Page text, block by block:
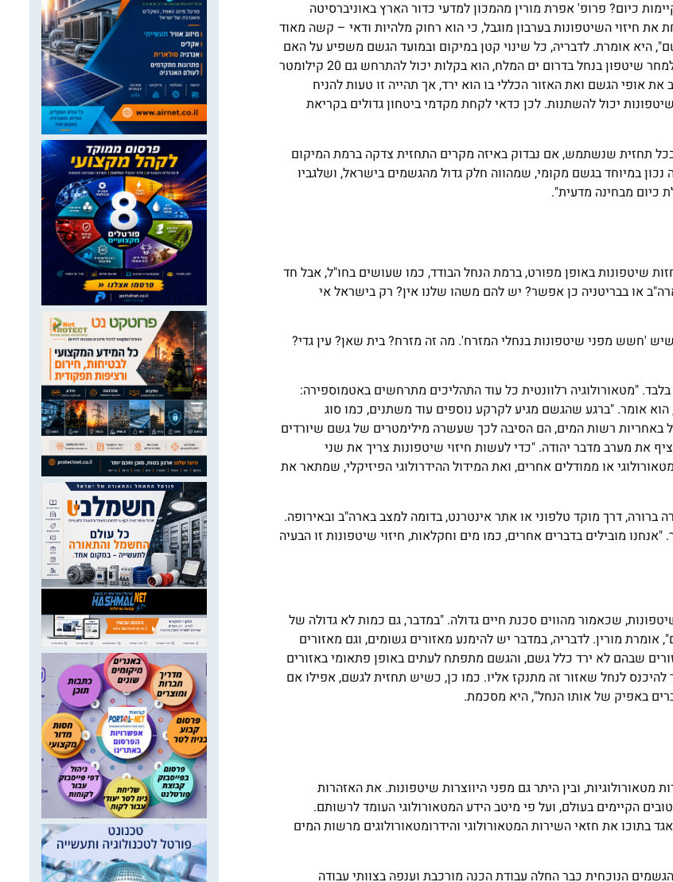
כיום? פרופ' אפרת מורין מהמכון למדעי כדור הארץ באוניברסיטה
חיזוי השיטפונות בערבון מוגבל, כי הוא רחוק מלהיות ודאי – קשה מאוד
היא אומרת. לדבריה, כל שינוי קטן במיקום ובמועד הגשם משפיע על האם
יתרחש שיטפון או לא, ועל איזה מהנחלים השיטפון יציף. "אם למשל חזוי למחר שיטפון בנחל בדרום ים המלח, הוא בקלות יכול להתרחש גם 20 קילומטר
אופי הגשם ואת האזור הכללי בו הוא ירד, אך תהייה זו טעות להניח
יכול להשתנות. לכן כדאי לקחת מקדמי ביטחון גדולים בקריאת
תחזית שנשתמש, אם נבדוק באיזה מקרים התחזית צדקה ברמת המיקום
נכון במיוחד בגשם מקומי, שמהווה חלק גדול מהגשמים בישראל, ושלגביו
כיום מבחינה מדעית".
שיטפונות באופן מפורט, ברמת הנחל הבודד, כמו שעושים בחו"ל, אבל חד
או בבריטניה כן אפשר? יש להם משהו שלנו אין? רק בישראל אי
'חשש מפני שיטפונות בנחלי המזרח'. מה זה מזרח? בית שאן? עין גדי?
"מטאורולוגיה רלוונטית כל עוד התהליכים מתרחשים באטמוספירה:
הוא אומר. "ברגע שהגשם מגיע לקרקע נוספים עוד משתנים, כמו סוג
באחריות רשות המים, הם הסיבה לכך שעשרה מילימטרים של גשם שיורדים
את מערב מדבר יהודה. "כדי לעשות חיזוי שיטפונות צריך את שני
או ממודלים אחרים, ואת המידול ההידרולוגי הפיזיקלי, שמתאר את
ברורה, דרך מוקד טלפוני או אתר אינטרנט, בדומה למצב בארה"ב ובאירופה.
מובילים בדברים אחרים, כמו מים וחקלאות, חיזוי שיטפונות זו הבעיה
שכאמור מהווים סכנת חיים גדולה. "במדבר, גם כמות לא גדולה של
מורין. לדבריה, במדבר יש להימנע מאזורים גשומים, וגם מאזורים
שבהם לא ירד כלל גשם, והגשם מתפתח לעתים באופן ‏פתאומי באזורים
להיכנס לנחל שאזור זה מתנקז אליו. כמו כן, כשיש תחזית לגשם, אפילו אם
באפיק של אותו הנחל", היא מסכמת.
ובין היתר גם מפני היווצרות שיטפונות. את האזהרות
הקיימים בעולם, ועל פי מיטב הידע המטאורולוגי העומד לרשותם.
בתוכו את חזאי השירות המטאורולוגי והידרומטאורולוגים מרשות המים
הנוכחית כבר החלה עבודת הכנה מורכבת וענפה בצוותי עבודה